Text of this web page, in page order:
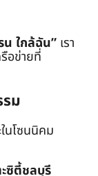
น ใกล้ฉัน” เรา
อข่ายที่
ม
นโซนนิคม
ซิตี้ชลบุรี